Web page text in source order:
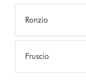
Ronzio
Fruscio